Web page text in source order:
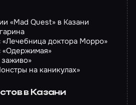
«Mad Quest» в Казани
доктора Морро»
на каникулах»
в Казани